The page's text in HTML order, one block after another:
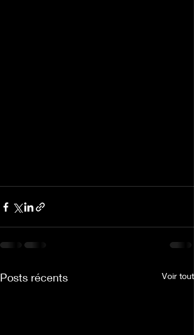
Posts récents Voir tout